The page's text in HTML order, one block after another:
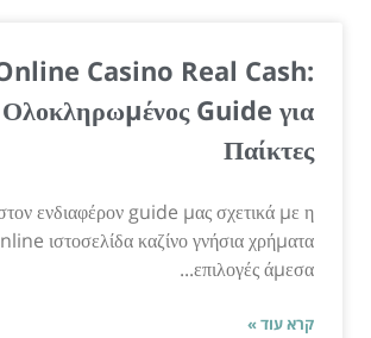
Casino Real Cash:
Guide για
Παίκτες
ενδιαφέρον guide μας σχετικά με η
ιστοσελίδα καζίνο γνήσια χρήματα
επιλογές άμεσα...
קרא עוד »